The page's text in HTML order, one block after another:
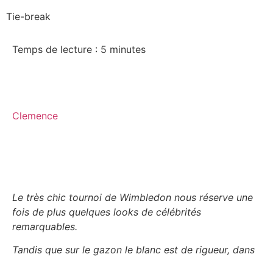
Tie-break
Clemence
Temps de lecture : 5 minutes
Le très chic tournoi de Wimbledon nous réserve une
fois de plus quelques looks de célébrités
remarquables.
Tandis que sur le gazon le blanc est de rigueur, dans